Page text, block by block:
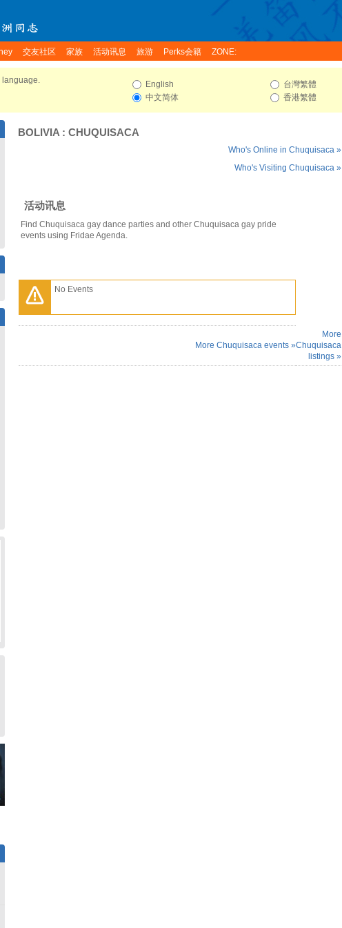
交友社区 家族 活动讯息 旅游 Perks会籍 ZONE:
language.
English
中文简体
台灣繁體
香港繁體
BOLIVIA : CHUQUISACA
Who's Online in Chuquisaca »
Who's Visiting Chuquisaca »
活动讯息
Find Chuquisaca gay dance parties and other Chuquisaca gay pride
events using Fridae Agenda.
No Events
More Chuquisaca events »
More
Chuquisaca
listings »